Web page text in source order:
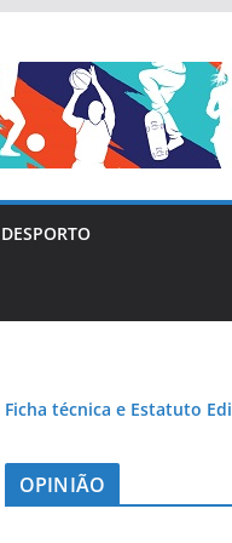
DESPORTO
Ficha técnica e Estatuto
OPINIÃO